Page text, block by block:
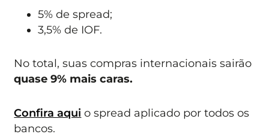
5% de spread;
3,5% de IOF.
No total, suas compras internacionais sairão
quase 9% mais caras.
Confira aqui o spread aplicado por todos os
bancos.